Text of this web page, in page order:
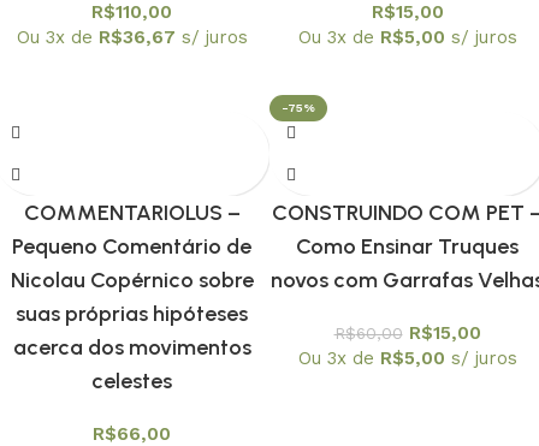
R$110,00
Ou 3x de R$36,67 s/ juros
R$15,00
Ou 3x de R$5,00 s/ juros
COMMENTARIOLUS –
Pequeno Comentário de
Nicolau Copérnico sobre
suas próprias hipóteses
acerca dos movimentos
celestes
R$66,00
-75%
CONSTRUINDO COM PET
Como Ensinar Truques
novos com Garrafas
R$60,00 R$15,00
Ou 3x de R$5,00 s/ juros